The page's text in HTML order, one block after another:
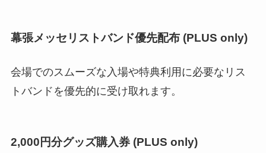
幕張メッセリストバンド優先配布 (PLUS only)
会場でのスムーズな入場や特典利用に必要なリス
トバンドを優先的に受け取れます。
2,000円分グッズ購入券 (PLUS only)